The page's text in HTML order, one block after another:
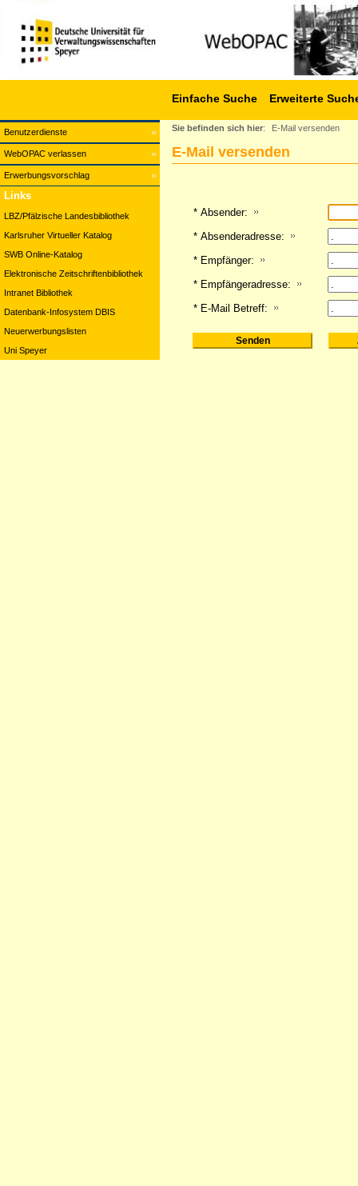
Benutzerdienste
WebOPAC verlassen
Erwerbungsvorschlag
Einfache Suche Erweiterte
Links
LBZ/Pfälzische Landesbibliothek
Karlsruher Virtueller Katalog
SWB Online-Katalog
Elektronische Zeitschriftenbibliothek
Intranet Bibliothek
Datenbank-Infosystem DBIS
Neuerwerbungslisten
Uni Speyer
Sie befinden sich hier: E-Mail versenden
E-Mail versenden
* Absender:
* Absenderadresse:
* Empfänger:
* Empfängeradresse:
* E-Mail Betreff: